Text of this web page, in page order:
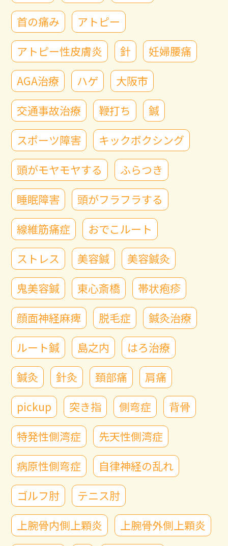
首の痛み
アトピー
アトピー性皮膚炎
針
妊婦腰痛
AGA治療
ハゲ
大阪市
交通事故治療
鞭打ち
鍼
スポーツ障害
キックボクシング
頭がモヤモヤする
ふらつき
睡眠障害
頭がフラフラする
線維筋痛症
おでこルート
ストレス
美容鍼
美容鍼灸
鬼美容鍼
東心斎橋
帯状疱疹
顔面神経麻痺
脱毛症
鍼灸治療
ルート鍼
島之内
はろ治療
鍼灸
針灸 頚部痛
肩痛
pickup
突き指 側弯症
背骨
特発性側湾症
先天性側湾症
病原性側弯症
自律神経の乱れ
ゴルフ肘
テニス肘
上腕骨内側上顆炎
上腕骨外側上顆炎